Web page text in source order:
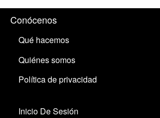
Conócenos
Qué hacemos
Quiénes somos
Política de privacidad
Inicio De Sesión